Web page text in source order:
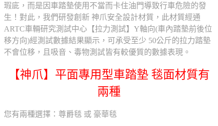
瑕庛，而是因車踏墊使用不當而卡住油門導致行車危險的發
生！對此，我們研發創新 神爪安全設計材質，此材質經通
ARTC車輛研究測試中心【拉力測試】Y軸向(車內踏墊前後位
移方向)經測試數據結果顯示，可承受至少 50公斤的拉力踏墊
不會位移，且吸音、毒物測試皆有較優質的數據表現。
【神爪】平面專用型車踏墊 毯面材質有
兩種
您有兩種選擇：尊爵毯 或 豪華毯